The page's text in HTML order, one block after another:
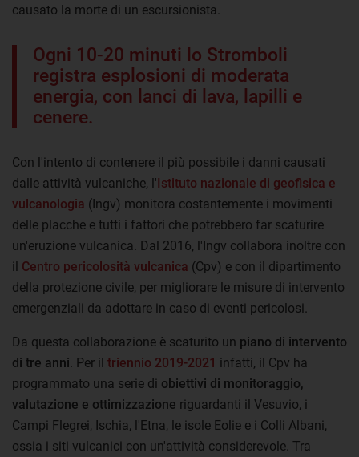
causato la morte di un escursionista.
Ogni 10-20 minuti lo Stromboli
registra esplosioni di moderata
energia, con lanci di lava, lapilli e
cenere.
Con l'intento di contenere il più possibile i danni causati
dalle attività vulcaniche, l'Istituto nazionale di geofisica e
vulcanologia (Ingv) monitora costantemente i movimenti
delle placche e tutti i fattori che potrebbero far scaturire
un'eruzione vulcanica. Dal 2016, l'Ingv collabora inoltre con
il Centro pericolosità vulcanica (Cpv) e con il dipartimento
della protezione civile, per migliorare le misure di intervento
emergenziali da adottare in caso di eventi pericolosi.
Da questa collaborazione è scaturito un piano di intervento
di tre anni . Per il triennio 2019-2021 infatti, il Cpv ha
programmato una serie di obiettivi di monitoraggio,
valutazione e ottimizzazione riguardanti il Vesuvio, i
Campi Flegrei, Ischia, l'Etna, le isole Eolie e i Colli Albani,
ossia i siti vulcanici con un'attività considerevole. Tra